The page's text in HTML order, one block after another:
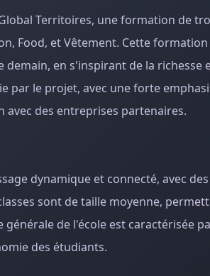
Territoires, une formation de
Food, et Vêtement. Cette
en s'inspirant de la richesse
par le projet, avec une forte
des entreprises partenaires.
dynamique et connecté, avec
sont de taille moyenne,
de l'école est caractérisée
des étudiants.